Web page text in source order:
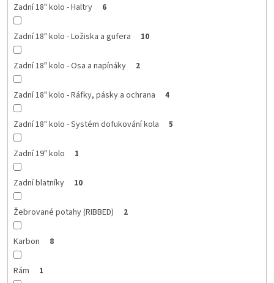
Zadní 18" kolo - Haltry 6
Zadní 18" kolo - Ložiska a gufera 10
Zadní 18" kolo - Osa a napínáky 2
Zadní 18" kolo - Ráfky, pásky a ochrana 4
Zadní 18" kolo - Systém dofukování kola 5
Zadní 19" kolo 1
Zadní blatníky 10
Žebrované potahy (RIBBED) 2
Karbon 8
Rám 1